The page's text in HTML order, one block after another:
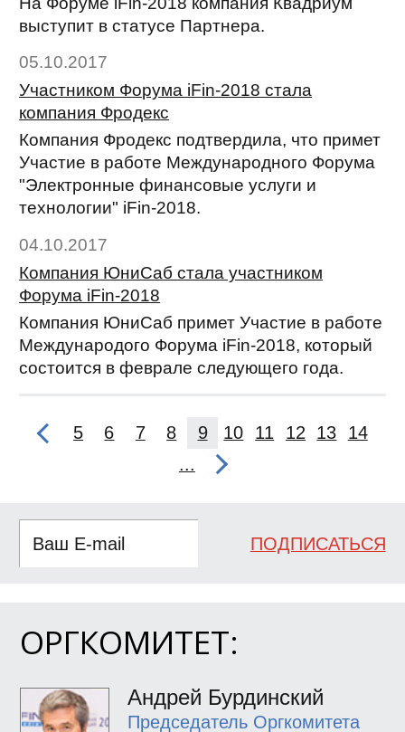
ОРГКОМИТЕТ:
Андрей Бурдинский
Председатель Оргкомитета
выступит в статусе Партнера.
05.10.2017
Участником Форума iFin-2018 стала
компания Фродекс
Компания Фродекс подтвердила, что примет
Участие в работе Международного Форума
"Электронные финансовые услуги и
технологии" iFin-2018.
04.10.2017
Компания ЮниСаб стала участником
Форума iFin-2018
Компания ЮниСаб примет Участие в работе
Международого Форума iFin-2018, который
состоится в феврале следующего года.
5 6 7 8 9 10 11 12 13
14
...
ПОДПИСАТЬСЯ